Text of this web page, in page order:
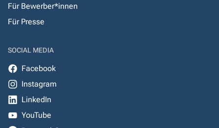
Für Bewerber*innen
Für Presse
SOCIAL MEDIA
Facebook
Instagram
LinkedIn
YouTube